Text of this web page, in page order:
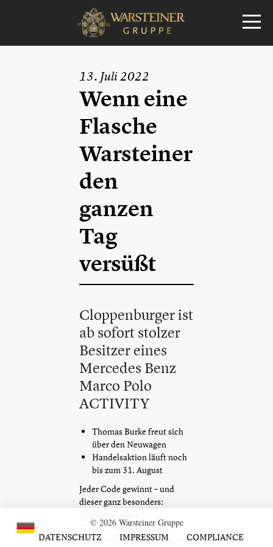
13. Juli 2022
Wenn eine
Flasche
Warsteiner
den
ganzen
Tag
versüßt
Cloppenburger ist
ab sofort stolzer
Besitzer eines
Mercedes Benz
Marco Polo
ACTIVITY
Thomas Burke freut sich
über den Neuwagen
Handelsaktion läuft noch
bis zum 31. August
Jeder Code gewinnt – und
dieser ganz besonders:
Cloppenburg hat bei der
Warsteiner Sommerpromotion
© 2026 Warsteiner Gruppe
DATENSCHUTZ
IMPRESSUM COMPLIANCE